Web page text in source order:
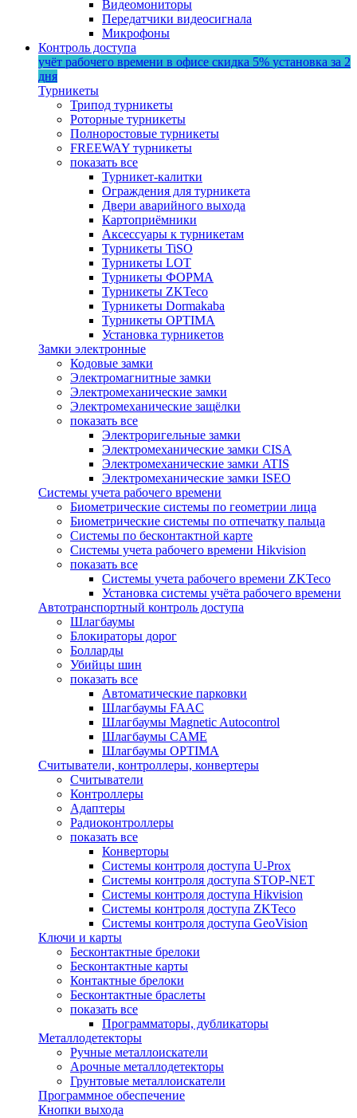
Видеомониторы
Передатчики видеосигнала
Микрофоны
Контроль доступа
учёт рабочего времени в офисе скидка 5% установка за 2
дня
Турникеты
Трипод турникеты
Роторные турникеты
Полноростовые турникеты
FREEWAY турникеты
показать все
Турникет-калитки
Ограждения для турникета
Двери аварийного выхода
Картоприёмники
Аксессуары к турникетам
Турникеты TiSO
Турникеты LOT
Турникеты ФОРМА
Турникеты ZKTeco
Турникеты Dormakaba
Турникеты OPTIMA
Установка турникетов
Замки электронные
Кодовые замки
Электромагнитные замки
Электромеханические замки
Электромеханические защёлки
показать все
Электроригельные замки
Электромеханические замки CISA
Электромеханические замки ATIS
Электромеханические замки ISEO
Системы учета рабочего времени
Биометрические системы по геометрии лица
Биометрические системы по отпечатку пальца
Системы по бесконтактной карте
Системы учета рабочего времени Hikvision
показать все
Системы учета рабочего времени ZKTeco
Установка системы учёта рабочего времени
Автотранспортный контроль доступа
Шлагбаумы
Блокираторы дорог
Болларды
Убийцы шин
показать все
Автоматические парковки
Шлагбаумы FAAC
Шлагбаумы Magnetic Autocontrol
Шлагбаумы CAME
Шлагбаумы OPTIMA
Считыватели, контроллеры, конвертеры
Считыватели
Контроллеры
Адаптеры
Радиоконтроллеры
показать все
Конверторы
Системы контроля доступа U-Prox
Системы контроля доступа STOP-NET
Системы контроля доступа Hikvision
Системы контроля доступа ZKTeco
Системы контроля доступа GeoVision
Ключи и карты
Бесконтактные брелоки
Бесконтактные карты
Контактные брелоки
Бесконтактные браслеты
показать все
Программаторы, дубликаторы
Металлодетекторы
Ручные металлоискатели
Арочные металлодетекторы
Грунтовые металлоискатели
Программное обеспечение
Кнопки выхода